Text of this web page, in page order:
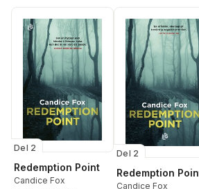
Del 2
Redemption Point
Candice Fox
Del 2
Redemption
Candice Fox